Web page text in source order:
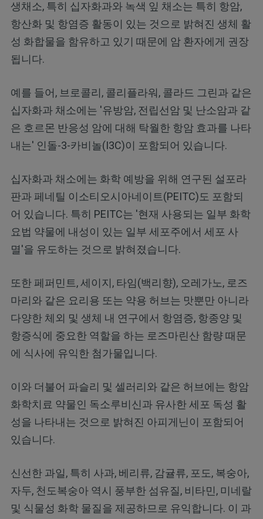
생채소, 특히 십자화과와 녹색 잎 채소는 특히 항암,
항산화 및 항염증 활동이 있는 것으로 밝혀진 생체 활
성 화합물을 함유하고 있기 때문에 암 환자에게 권장
됩니다.
예를 들어, 브로콜리, 콜리플라워, 콜라드 그린과 같은
십자화과 채소에는 '유방암, 전립선암 및 난소암과 같
은 호르몬 반응성 암에 대해 탁월한 항암 효과를 나타
내는' 인돌-3-카비놀(I3C)이 포함되어 있습니다.
십자화과 채소에는 화학 예방을 위해 연구된 설포라
판과 페네틸 이소티오시아네이트(PEITC)도 포함되
어 있습니다. 특히 PEITC는 '현재 사용되는 일부 화학
요법 약물에 내성이 있는 일부 세포주에서 세포 사
멸'을 유도하는 것으로 밝혀졌습니다.
또한 페퍼민트, 세이지, 타임(백리향), 오레가노, 로즈
마리와 같은 요리용 또는 약용 허브는 맛뿐만 아니라
다양한 체외 및 생체 내 연구에서 항염증, 항종양 및
항증식에 중요한 역할을 하는 로즈마린산 함량 때문
에 식사에 유익한 첨가물입니다.
이와 더불어 파슬리 및 셀러리와 같은 허브에는 항암
화학치료 약물인 독소루비신과 유사한 세포 독성 활
성을 나타내는 것으로 밝혀진 아피게닌이 포함되어
있습니다.
신선한 과일, 특히 사과, 베리류, 감귤류, 포도, 복숭아,
자두, 천도복숭아 역시 풍부한 섬유질, 비타민, 미네랄
및 식물성 화학 물질을 제공하므로 유익합니다. 이 과